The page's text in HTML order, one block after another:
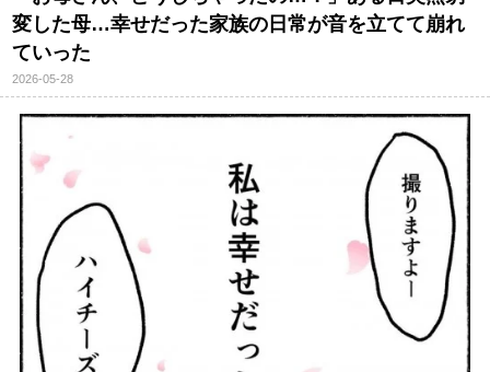
変した母…幸せだった家族の日常が音を立てて崩れ
ていった
2026-05-28